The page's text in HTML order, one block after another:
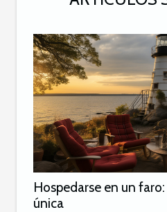
Hospedarse en un
única